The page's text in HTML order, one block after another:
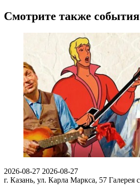
Смотрите также события
2026-08-27 2026-08-27
г. Казань, ул. Карла Маркса, 57 Галерея